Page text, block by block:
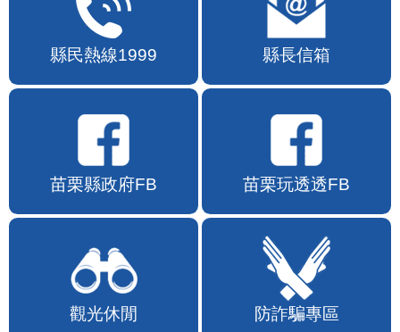
縣民熱線1999 縣長信箱
苗栗縣政府FB 苗栗玩透透FB
觀光休閒 防詐騙專區